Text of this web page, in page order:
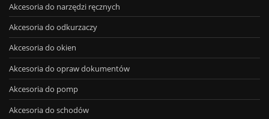
Akcesoria do narzędzi ręcznych
Akcesoria do odkurzaczy
Akcesoria do okien
Akcesoria do opraw dokumentów
Akcesoria do pomp
Akcesoria do schodów